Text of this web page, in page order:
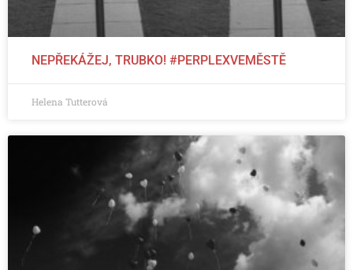
NEPŘEKÁŽEJ, TRUBKO! #PERPLEXVEMĚSTĚ
Helena Tutterová